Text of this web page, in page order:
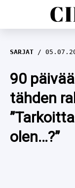
LEFFAT
SARJAT
TV
LEFFAHERKUT
SARJAT
90
tähden
olen…?”